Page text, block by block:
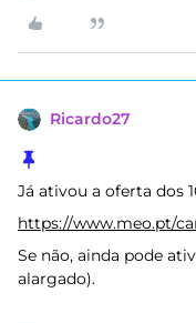
Ricardo27
Já ativou a oferta dos
https://www.meo.pt/
Se não, ainda pode
alargado).